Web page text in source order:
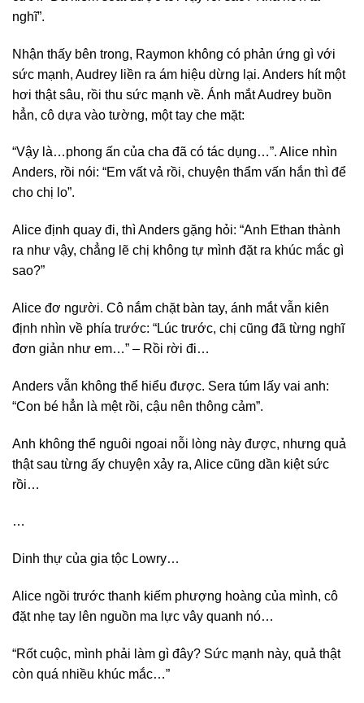
nghĩ”.
Nhận thấy bên trong, Raymon không có phản ứng gì với
sức mạnh, Audrey liền ra ám hiệu dừng lại. Anders hít một
hơi thật sâu, rồi thu sức mạnh về. Ánh mắt Audrey buồn
hẳn, cô dựa vào tường, một tay che mặt:
“Vậy là…phong ấn của cha đã có tác dụng…”. Alice nhìn
Anders, rồi nói: “Em vất vả rồi, chuyện thẩm vấn hắn thì để
cho chị lo”.
Alice định quay đi, thì Anders gặng hỏi: “Anh Ethan thành
ra như vậy, chẳng lẽ chị không tự mình đặt ra khúc mắc gì
sao?”
Alice đơ người. Cô nắm chặt bàn tay, ánh mắt vẫn kiên
định nhìn về phía trước: “Lúc trước, chị cũng đã từng nghĩ
đơn giản như em…” – Rồi rời đi…
Anders vẫn không thể hiểu được. Sera túm lấy vai anh:
“Con bé hẳn là mệt rồi, cậu nên thông cảm”.
Anh không thể nguôi ngoai nỗi lòng này được, nhưng quả
thật sau từng ấy chuyện xảy ra, Alice cũng dần kiệt sức
rồi…
…
Dinh thự của gia tộc Lowry…
Alice ngồi trước thanh kiếm phượng hoàng của mình, cô
đặt nhẹ tay lên nguồn ma lực vây quanh nó…
“Rốt cuộc, mình phải làm gì đây? Sức mạnh này, quả thật
còn quá nhiều khúc mắc…”